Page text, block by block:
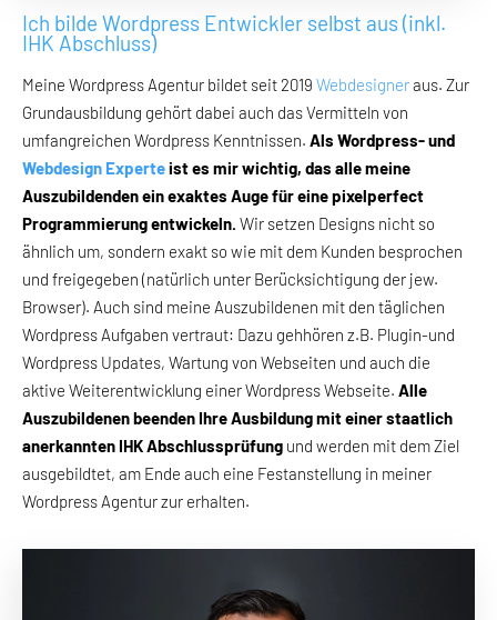
Ich bilde Wordpress Entwickler selbst aus (inkl.
IHK Abschluss)
Meine Wordpress Agentur bildet seit 2019 Webdesigneraus. Zur
Grundausbildung gehört dabei auch das Vermitteln von
umfangreichen Wordpress Kenntnissen. Als Wordpress- und
Webdesign Experteist es mir wichtig, das alle meine
Auszubildenden ein exaktes Auge für eine pixelperfect
Programmierung entwickeln. Wir setzen Designs nicht so
ähnlich um, sondern exakt so wie mit dem Kunden besprochen
und freigegeben (natürlich unter Berücksichtigung der jew.
Browser). Auch sind meine Auszubildenen mit den täglichen
Wordpress Aufgaben vertraut: Dazu gehhören z.B. Plugin-und
Wordpress Updates, Wartung von Webseiten und auch die
aktive Weiterentwicklung einer Wordpress Webseite. Alle
Auszubildenen beenden Ihre Ausbildung mit einer staatlich
anerkannten IHK Abschlussprüfung und werden mit dem Ziel
ausgebildtet, am Ende auch eine Festanstellung in meiner
Wordpress Agentur zur erhalten.